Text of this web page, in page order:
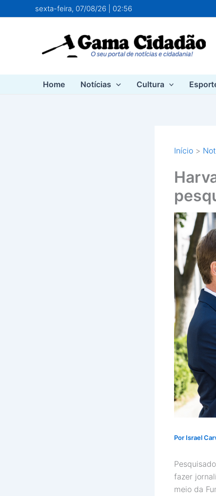
para
sexta-feira, 07/08/26 | 02:56
Home Notícias Cultura
Início
Por Israel
fazer
meio da